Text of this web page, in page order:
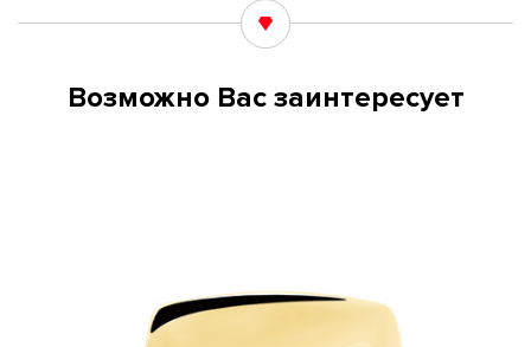
Возможно Вас заинтересует